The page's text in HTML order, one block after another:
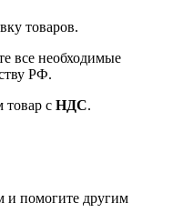
товаров.
все необходимые
РФ.
с НДС.
и помогите другим